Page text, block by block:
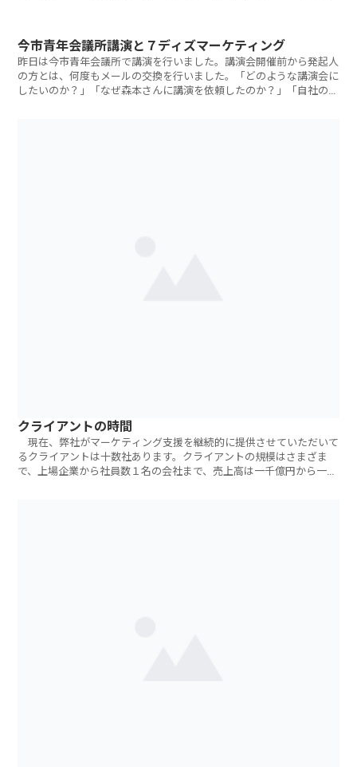
今市青年会議所講演と７ディズマーケティング
昨日は今市青年会議所で講演を行いました。講演会開催前から発起人
の方とは、何度もメールの交換を行いました。「どのような講演会に
したいのか？」「なぜ森本さんに講演を依頼したのか？」「自社の事
クライアントの時間
現在、弊社がマーケティング支援を継続的に提供させていただいて
るクライアントは十数社あります。クライアントの規模はさまざま
で、上場企業から社員数１名の会社まで、売上高は一千億円から一千